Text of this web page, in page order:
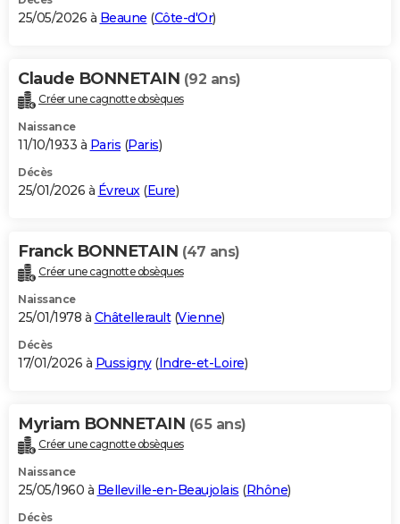
BONS PLANS
Carte de Noël
Carte Bonne année
Carte Saint-Valentin
Carte Pâques
Carte d'anniversaire
DICTIONNAIRE
Dictionnaire
Biographies
Citations
Expressions
Proverbes
PROGRAMME TV
S'inscrire
Se connecter
Lycées
Collèges
Primaires
Universités
Entreprises
Service militaire
Avis de recherche
AVIS DE DÉCÈS
Bricolage
Lifestyle
Culture
Sport
Auto
Television
Voyage
Cinema
25/05/2026 à Beaune (Côte-d'Or)
Claude BONNETAIN (92 ans)
Créer une cagnotte obsèques
Naissance
11/10/1933 à Paris (Paris)
Décès
25/01/2026 à Évreux(Eure)
Franck BONNETAIN (47 ans)
Créer une cagnotte obsèques
Naissance
25/01/1978 à Châtellerault(Vienne)
Décès
17/01/2026 à Pussigny(Indre-et-Loire)
Myriam BONNETAIN (65 ans)
Créer une cagnotte obsèques
Naissance
25/05/1960 à Belleville-en-Beaujolais (Rhône)
Décès